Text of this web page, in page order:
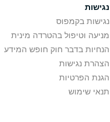
נגישות
נגישות בקמפוס
מניעה וטיפול בהטרדה מינית
הנחיות בדבר חוק חופש המידע
הצהרת נגישות
הגנת הפרטיות
תנאי שימוש